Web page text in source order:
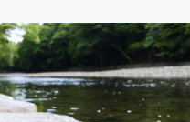
アート・写真
テクノロジー・